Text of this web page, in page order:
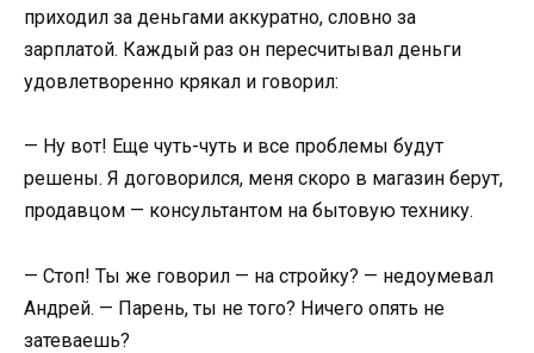
приходил за деньгами аккуратно, словно за
зарплатой. Каждый раз он пересчитывал деньги
удовлетворенно крякал и говорил:
— Ну вот! Еще чуть-чуть и все проблемы будут
решены. Я договорился, меня скоро в магазин берут,
продавцом — консультантом на бытовую технику.
— Стоп! Ты же говорил — на стройку? — недоумевал
Андрей. — Парень, ты не того? Ничего опять не
затеваешь?